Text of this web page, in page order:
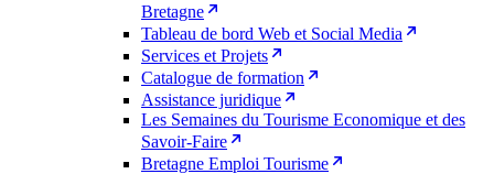
Bretagne
Tableau de bord Web et Social Media
Services et Projets
Catalogue de formation
Assistance juridique
Les Semaines du Tourisme Economique et des
Savoir-Faire
Bretagne Emploi Tourisme